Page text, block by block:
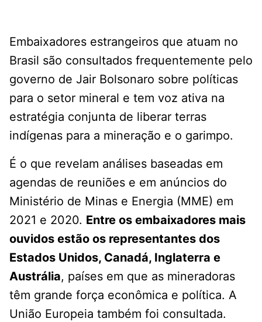
Embaixadores estrangeiros que atuam no
Brasil são consultados frequentemente pelo
governo de Jair Bolsonaro sobre políticas
para o setor mineral e tem voz ativa na
estratégia conjunta de liberar terras
indígenas para a mineração e o garimpo.
É o que revelam análises baseadas em
agendas de reuniões e em anúncios do
Ministério de Minas e Energia (MME) em
2021 e 2020. Entre os embaixadores mais
ouvidos estão os representantes dos
Estados Unidos, Canadá, Inglaterra e
Austrália, países em que as mineradoras
têm grande força econômica e política. A
União Europeia também foi consultada.